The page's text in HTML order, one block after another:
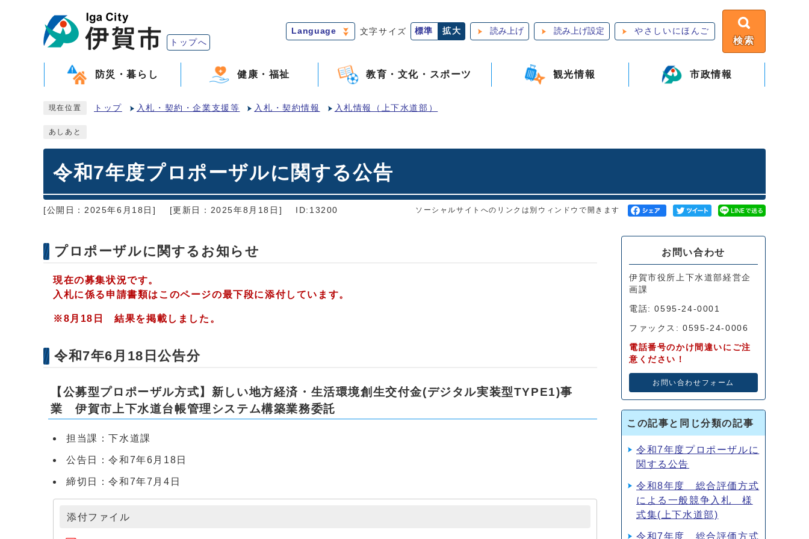
トップへ
Language 文字サイズ 標準 拡大 読み上げ 読み上げ設定 やさしいにほんご
検索
防災・暮らし 健康・福祉 教育・文化・スポーツ 観光情報 市政情報
現在位置 トップ 入札・契約・企業支援等 入札・契約情報 入札情報（上下水道部）
あしあと
令和7年度プロポーザルに関する公告
[公開日：2025年6月18日] [更新日：2025年8月18日] ID:13200 ソーシャルサイトへのリンクは別ウィンドウで開きます
プロポーザルに関するお知らせ
現在の募集状況です。
入札に係る申請書類はこのページの最下段に添付しています。
※8月18日 結果を掲載しました。
令和7年6月18日公告分
【公募型プロポーザル方式】新しい地方経済・生活環境創生交付金(デジタル実装型TYPE1)事
業 伊賀市上下水道台帳管理システム構築業務委託
担当課：下水道課
公告日：令和7年6月18日
締切日：令和7年7月4日
添付ファイル
お問い合わせ
伊賀市役所上下水道部経営企
画課
電話: 0595-24-0001
ファックス: 0595-24-0006
電話番号のかけ間違いにご注
意ください！
お問い合わせフォーム
この記事と同じ分類の記事
令和7年度プロポーザルに
関する公告
令和8年度 総合評価方式
による一般競争入札 様
式集(上下水道部)
令和7年度 総合評価方式